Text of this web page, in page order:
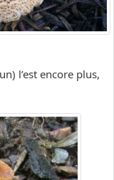
l’est encore plus,